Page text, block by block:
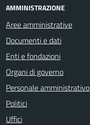
AMMINISTRAZIONE
Aree amministrative
Documenti e dati
Enti e fondazioni
Organi di governo
Personale amministrativo
Politici
Uffici